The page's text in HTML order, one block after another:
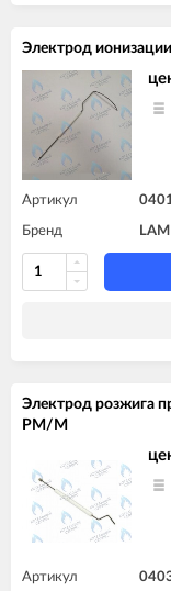
Электрод
Артикул
Бренд
Электрод розжига
PM/M
Артикул